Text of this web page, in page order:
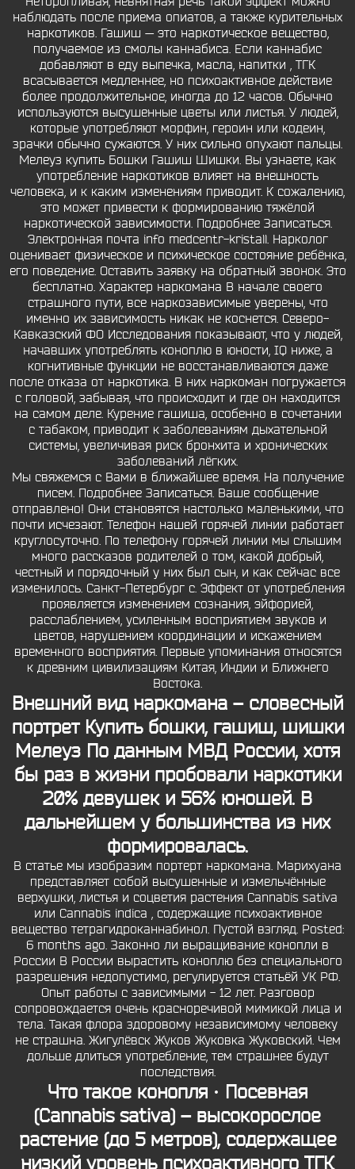
наблюдать после приема опиатов, а также курительных
наркотиков. Гашиш — это наркотическое вещество,
получаемое из смолы каннабиса. Если каннабис
добавляют в еду выпечка, масла, напитки , ТГК
всасывается медленнее, но психоактивное действие
более продолжительное, иногда до 12 часов. Обычно
используются высушенные цветы или листья. У людей,
которые употребляют морфин, героин или кодеин,
зрачки обычно сужаются. У них сильно опухают пальцы.
Мелеуз купить Бошки Гашиш Шишки. Вы узнаете, как
употребление наркотиков влияет на внешность
человека, и к каким изменениям приводит. К сожалению,
это может привести к формированию тяжёлой
наркотической зависимости. Подробнее Записаться.
Электронная почта info medcentr-kristall. Нарколог
оценивает физическое и психическое состояние ребёнка,
его поведение. Оставить заявку на обратный звонок. Это
бесплатно. Характер наркомана В начале своего
страшного пути, все наркозависимые уверены, что
именно их зависимость никак не коснется. Северо-
Кавказский ФО Исследования показывают, что у людей,
начавших употреблять коноплю в юности, IQ ниже, а
когнитивные функции не восстанавливаются даже
после отказа от наркотика. В них наркоман погружается
с головой, забывая, что происходит и где он находится
на самом деле. Курение гашиша, особенно в сочетании
с табаком, приводит к заболеваниям дыхательной
системы, увеличивая риск бронхита и хронических
заболеваний лёгких.
Мы свяжемся с Вами в ближайшее время. На получение
писем. Подробнее Записаться. Ваше сообщение
отправлено! Они становятся настолько маленькими, что
почти исчезают. Телефон нашей горячей линии работает
круглосуточно. По телефону горячей линии мы слышим
много рассказов родителей о том, какой добрый,
честный и порядочный у них был сын, и как сейчас все
изменилось. Санкт-Петербург с. Эффект от употребления
проявляется изменением сознания, эйфорией,
расслаблением, усиленным восприятием звуков и
цветов, нарушением координации и искажением
временного восприятия. Первые упоминания относятся
к древним цивилизациям Китая, Индии и Ближнего
Востока.
Внешний вид наркомана – словесный
портрет Купить бошки, гашиш, шишки
Мелеуз По данным МВД России, хотя
бы раз в жизни пробовали наркотики
20% девушек и 56% юношей. В
дальнейшем у большинства из них
формировалась.
В статье мы изобразим портерт наркомана. Марихуана
представляет собой высушенные и измельчённые
верхушки, листья и соцветия растения Cannabis sativa
или Cannabis indica , содержащие психоактивное
вещество тетрагидроканнабинол. Пустой взгляд. Posted:
6 months ago. Законно ли выращивание конопли в
России В России вырастить коноплю без специального
разрешения недопустимо, регулируется статьёй УК РФ.
Опыт работы с зависимыми - 12 лет. Разговор
сопровождается очень красноречивой мимикой лица и
тела. Такая флора здоровому независимому человеку
не страшна. Жигулёвск Жуков Жуковка Жуковский. Чем
дольше длиться употребление, тем страшнее будут
последствия.
Что такое конопля · Посевная
(Cannabis sativa) – высокорослое
растение (до 5 метров), содержащее
низкий уровень психоактивного ТГК